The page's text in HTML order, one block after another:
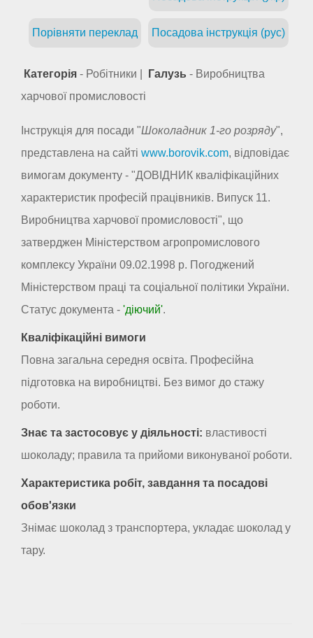
Посадова інструкція (рус)
Порівняти переклад
Категорія - Робітники | Галузь - Виробництва
харчової промисловості
Інструкція для посади "Шоколадник 1-го розряду",
представлена на сайті www.borovik.com, відповідає
вимогам документу - "ДОВІДНИК кваліфікаційних
характеристик професій працівників. Випуск 11.
Виробництва харчової промисловості", що
затверджен Міністерством агропромислового
комплексу України 09.02.1998 р. Погоджений
Міністерством праці та соціальної політики України.
Статус документа - 'діючий'.
Кваліфікаційні вимоги
Повна загальна середня освіта. Професійна
підготовка на виробництві. Без вимог до стажу
роботи.
Знає та застосовує у діяльності: властивості
шоколаду; правила та прийоми виконуваної роботи.
Характеристика робіт, завдання та посадові
обов'язки
Знімає шоколад з транспортера, укладає шоколад у
тару.